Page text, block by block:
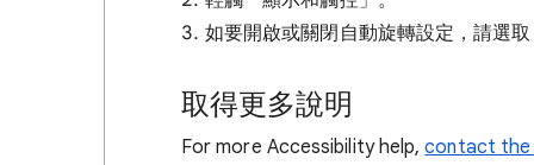
如要開啟或關閉自動旋轉設定，請選
取得更多說明
For more Accessibility help,contact the